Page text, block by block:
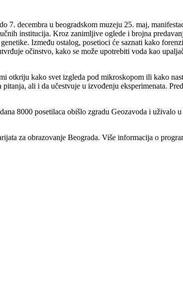
7. decembra u beogradskom muzeju 25. maj,
institucija. Kroz zanimljive oglede i brojna
Između ostalog, posetioci će saznati kako
očinstvo, kako se može upotrebiti voda kao
otkriju kako svet izgleda pod mikroskopom ili kako
ali i da učestvuje u izvođenju eksperimenata.
8000 posetilaca obišlo zgradu Geozavoda i uživalo
za obrazovanje Beograda. Više informacija o